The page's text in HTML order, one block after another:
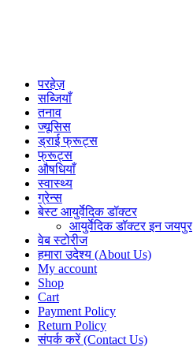
परहेज़
सब्जियाँ
तनाव
ज्यूसिस
ड्राई फ्रूट्स
फ्रूट्स
औषधियाँ
स्वास्थ्य
ग्रेन्स
बेस्ट आयुर्वेदिक डॉक्टर
आयुर्वेदिक डॉक्टर इन जयपुर
वेब स्टोरीज
हमारा उदेश्य (About Us)
My account
Shop
Cart
Payment Policy
Return Policy
संपर्क करें (Contact Us)